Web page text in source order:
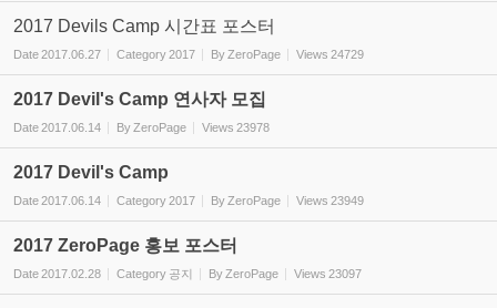
2017 Devils Camp 시간표 포스터
Date2017.06.27 Category2017 By ZeroPage Views 24729
2017 Devil's Camp 연사자 모집
Date2017.06.14 By ZeroPage Views 23978
2017 Devil's Camp
Date2017.06.14 Category2017 By ZeroPage Views 23949
2017 ZeroPage 홍보 포스터
Date2017.02.28 Category 공지 By ZeroPage Views 23097